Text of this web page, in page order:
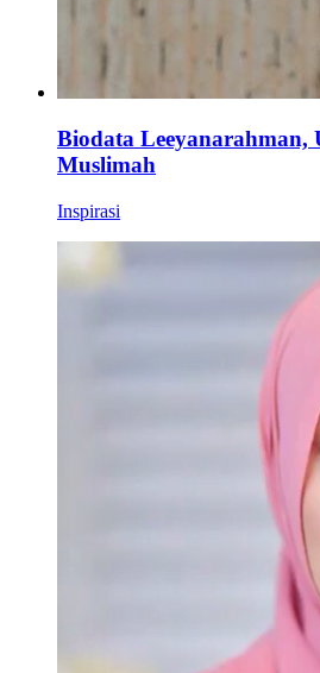
Biodata Leeyanarahman,
Muslimah
Inspirasi